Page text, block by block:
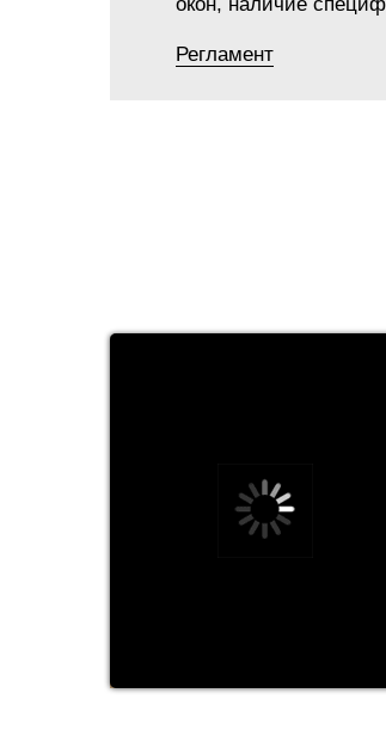
окон, наличие
Регламент